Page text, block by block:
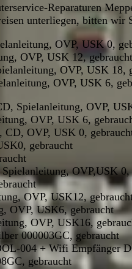
Reparaturen
unterliegen, bitten
OVP, USK 0,
OVP, USK 12, gebraucht
OVP, USK 18,
OVP, USK 6,
Spielanleitung, OVP,
OVP, USK 6,
CD, OVP, USK 0,
gebraucht
OVP,USK 0,
OVP, USK12,
OVP, USK6, gebraucht
OVP, USK16,
000003GC, gebraucht
004 + Wifi Empfänger
gebraucht